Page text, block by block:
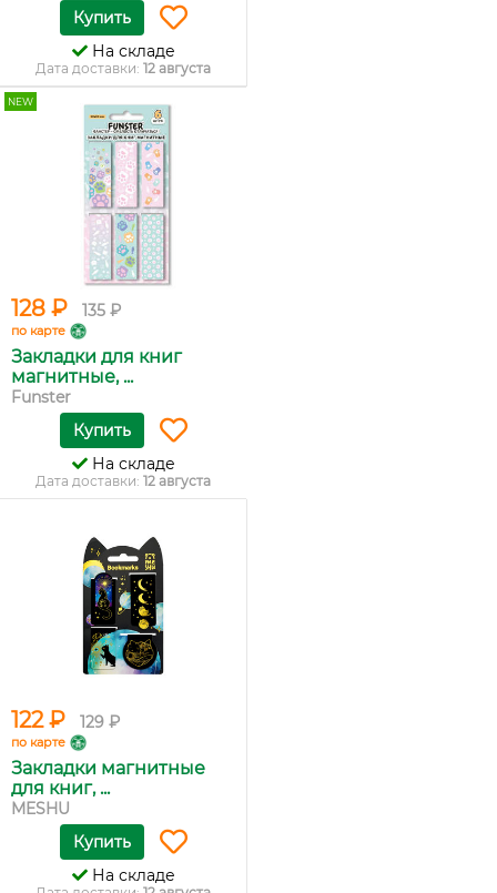
Купить
На складе
Дата доставки: 12 августа
NEW
128 ₽ 135 ₽
по карте
Закладки для книг
магнитные, ...
Funster
Купить
На складе
Дата доставки: 12 августа
122 ₽ 129 ₽
по карте
Закладки магнитные
для книг, ...
MESHU
Купить
На складе